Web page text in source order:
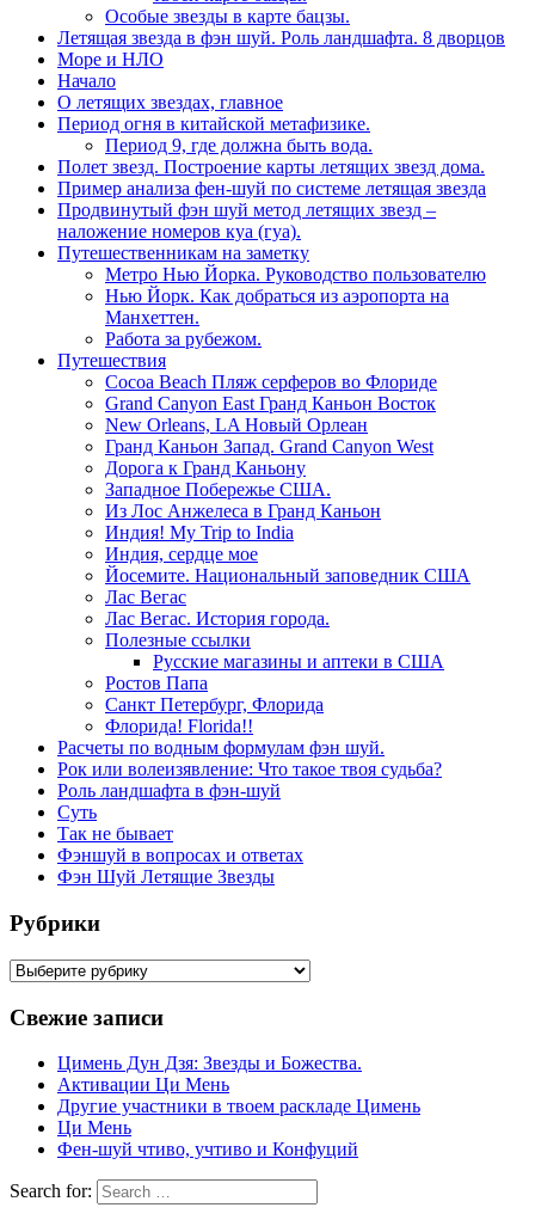
Особые звезды в карте бацзы.
Летящая звезда в фэн шуй. Роль ландшафта. 8 дворцов
Море и НЛО
Начало
О летящих звездах, главное
Период огня в китайской метафизике.
Период 9, где должна быть вода.
Полет звезд. Построение карты летящих звезд дома.
Пример анализа фен-шуй по системе летящая звезда
Продвинутый фэн шуй метод летящих звезд –
наложение номеров куа (гуа).
Путешественникам на заметку
Метро Нью Йорка. Руководство пользователю
Нью Йорк. Как добраться из аэропорта на
Манхеттен.
Работа за рубежом.
Путешествия
Cocoa Beach Пляж серферов во Флориде
Grand Canyon East Гранд Каньон Восток
New Orleans, LA Новый Орлеан
Гранд Каньон Запад. Grand Canyon West
Дорога к Гранд Каньону
Западное Побережье США.
Из Лос Анжелеса в Гранд Каньон
Индия! My Trip to India
Индия, сердце мое
Йосемите. Национальный заповедник США
Лас Вегас
Лас Вегас. История города.
Полезные ссылки
Русские магазины и аптеки в США
Ростов Папа
Санкт Петербург, Флорида
Флорида! Florida!!
Расчеты по водным формулам фэн шуй.
Рок или волеизявление: Что такое твоя судьба?
Роль ландшафта в фэн-шуй
Суть
Так не бывает
Фэншуй в вопросах и ответах
Фэн Шуй Летящие Звезды
Рубрики
Рубрики
Свежие записи
Цимень Дун Дзя: Звезды и Божества.
Активации Ци Мень
Другие участники в твоем раскладе Цимень
Ци Мень
Фен-шуй чтиво, учтиво и Конфуций
Search for: